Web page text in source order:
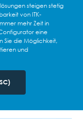
steigen stetig
von ITK-
mehr Zeit in
eine
Sie die Möglichkeit,
und